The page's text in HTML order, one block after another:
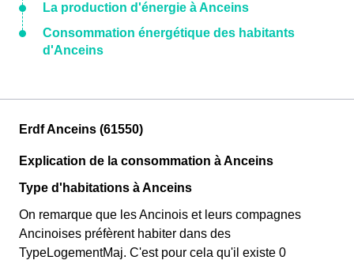
La production d'énergie à Anceins
Consommation énergétique des habitants
d'Anceins
Erdf Anceins (61550)
Explication de la consommation à Anceins
Type d'habitations à Anceins
On remarque que les Ancinois et leurs compagnes
Ancinoises préfèrent habiter dans des
TypeLogementMaj. C'est pour cela qu'il existe 0